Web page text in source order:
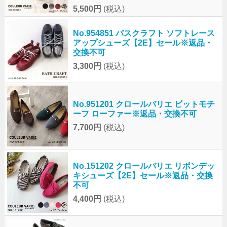
5,500円 (税込)
No.954851 バスクラフト ソフトレース
アップシューズ【2E】セール※返品・
交換不可
3,300円 (税込)
No.951201 クロールバリエ ビットモチ
ーフ ローファー※返品・交換不可
7,700円 (税込)
No.151202 クロールバリエ リボンデッ
キシューズ【2E】セール※返品・交換
不可
4,400円 (税込)